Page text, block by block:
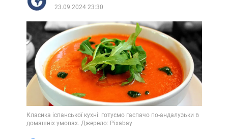
23.09.2024 23:30
Класика іспанської кухні: готуємо гаспачо по-андалузьки в
домашніх умовах. Джерело: Pixabay